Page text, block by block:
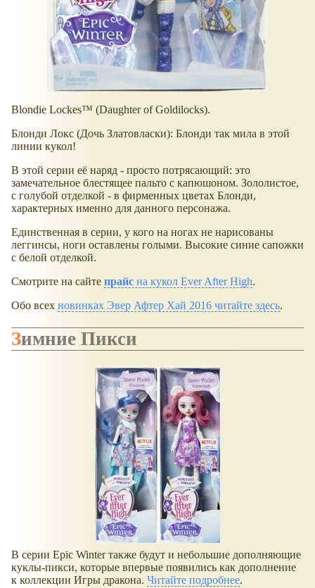
Blondie Lockes™ (Daughter of Goldilocks).
Блонди Локс (Дочь Златовласки): Блонди так мила в этой
линии кукол!
В этой серии её наряд - просто потрясающий: это
замечательное блестящее пальто с капюшоном. Зололистое,
с голубой отделкой - в фирменных цветах Блонди,
характерных именно для данного персонажа.
Единственная в серии, у кого на ногах не нарисованы
леггинсы, ноги оставлены голыми. Высокие синие сапожки
с белой отделкой.
Смотрите на сайте прайс на кукол Ever After High.
Обо всех новинках Эвер Афтер Хай 2016 читайте здесь.
Зимние Пикси
В серии Epic Winter также будут и небольшие дополняющие
куклы-пикси, которые впервые появились как дополнение
к коллекции Игры дракона. Читайте подробнее.